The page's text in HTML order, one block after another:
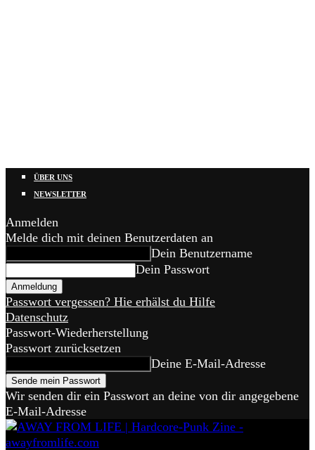
ÜBER UNS
NEWSLETTER
Anmelden
Melde dich mit deinen Benutzerdaten an
Dein Benutzername
Dein Passwort
Passwort vergessen? Hie erhälst du Hilfe
Datenschutz
Passwort-Wiederherstellung
Passwort zurücksetzen
Deine E-Mail-Adresse
Wir senden dir ein Passwort an deine von dir angegebene
E-Mail-Adresse